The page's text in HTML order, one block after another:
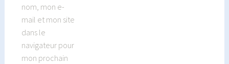
nom, mon e-
mail et mon site
dans le
navigateur pour
mon prochain